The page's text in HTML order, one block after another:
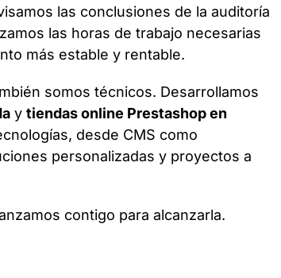
las conclusiones de la auditoría
las horas de trabajo necesarias
más estable y rentable.
somos técnicos. Desarrollamos
y tiendas online Prestashop en
desde CMS como
personalizadas y proyectos a
contigo para alcanzarla.